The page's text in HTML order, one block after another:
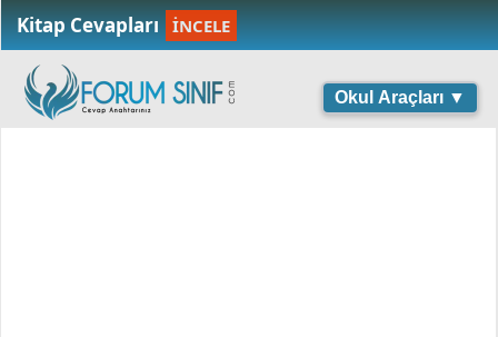
Kitap Cevapları İNCELE
Okul Araçları ▼